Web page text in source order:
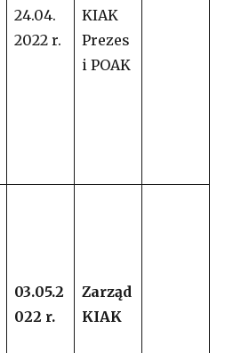
24.04.
2022 r.
KIAK
Prezes
i POAK
03.05.2
022 r.
Zarząd
KIAK